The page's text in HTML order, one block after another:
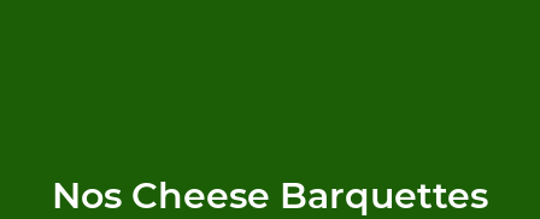
Nos Cheese Barquettes